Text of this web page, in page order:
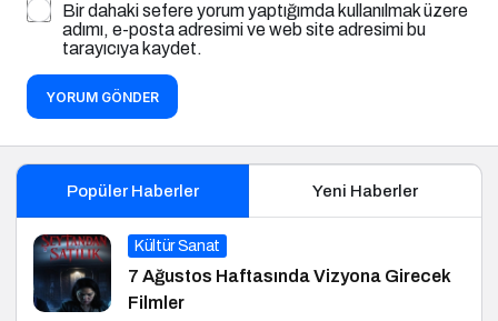
Bir dahaki sefere yorum yaptığımda kullanılmak üzere
adımı, e-posta adresimi ve web site adresimi bu
tarayıcıya kaydet.
YORUM GÖNDER
Popüler Haberler Yeni Haberler
Kültür Sanat
7 Ağustos Haftasında Vizyona Girecek
Filmler